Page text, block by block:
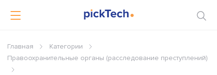
Главная
Категории
Правоохранительные органы (расследование преступлений)